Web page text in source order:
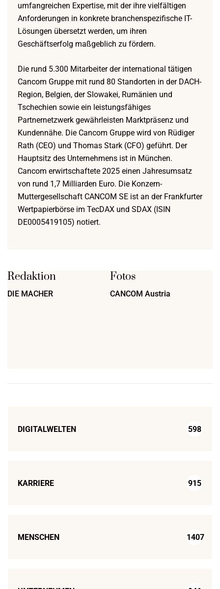
umfangreichen Expertise, mit der ihre vielfältigen
Anforderungen in konkrete branchenspezifische IT-
Lösungen übersetzt werden, um ihren
Geschäftserfolg maßgeblich zu fördern.
Die rund 5.300 Mitarbeiter der international tätigen
Cancom Gruppe mit rund 80 Standorten in der DACH-
Region, Belgien, der Slowakei, Rumänien und
Tschechien sowie ein leistungsfähiges
Partnernetzwerk gewährleisten Marktpräsenz und
Kundennähe. Die Cancom Gruppe wird von Rüdiger
Rath (CEO) und Thomas Stark (CFO) geführt. Der
Hauptsitz des Unternehmens ist in München.
Cancom erwirtschaftete 2025 einen Jahresumsatz
von rund 1,7 Milliarden Euro. Die Konzern-
Muttergesellschaft CANCOM SE ist an der Frankfurter
Wertpapierbörse im TecDAX und SDAX (ISIN
DE0005419105) notiert.
Redaktion
DIE MACHER
Fotos
CANCOM Austria
DIGITALWELTEN 598
KARRIERE 915
MENSCHEN 1407